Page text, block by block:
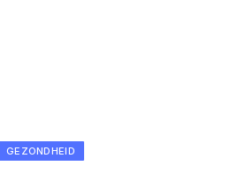
GEZONDHEID